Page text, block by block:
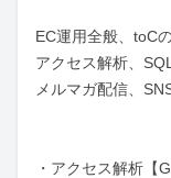
EC運用全般、toC
アクセス解析、
メルマガ配信、
・アクセス解析【